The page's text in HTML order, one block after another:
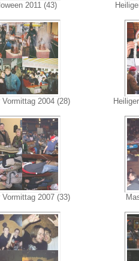
2011 (43)
Vormittag 2004 (28)
Vormittag 2007 (33)